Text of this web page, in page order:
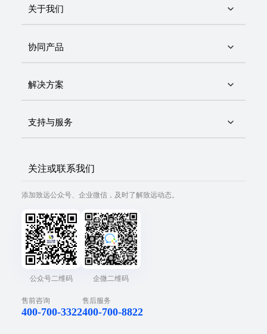
关于我们
协同产品
解决方案
支持与服务
关注或联系我们
添加致远公众号、企业微信，及时了解致远动态。
公众号二维码 企微二维码
售前咨询
400-700-3322
售后服务
400-700-8822